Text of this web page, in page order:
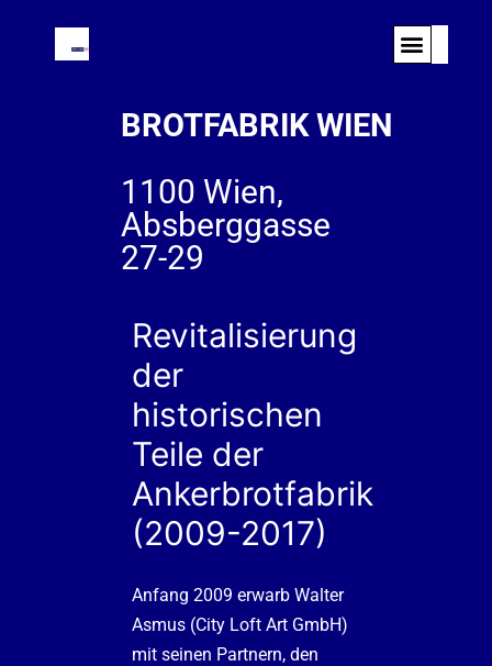
BROTFABRIK WIEN
1100 Wien,
Absberggasse
27-29
Revitalisierung
der
historischen
Teile der
Ankerbrotfabrik
(2009-2017)
Anfang 2009 erwarb Walter
Asmus (City Loft Art GmbH)
mit seinen Partnern, den